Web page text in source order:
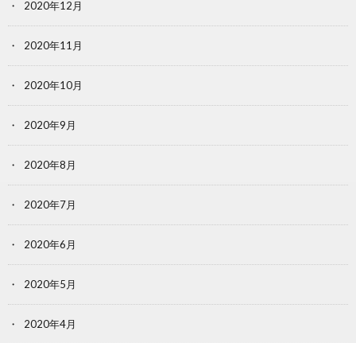
2020年12月
2020年11月
2020年10月
2020年9月
2020年8月
2020年7月
2020年6月
2020年5月
2020年4月